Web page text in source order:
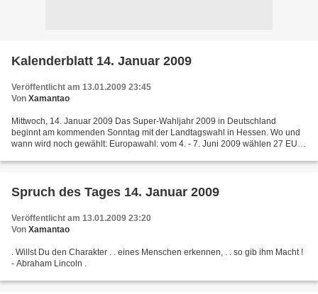
Kalenderblatt 14. Januar 2009
Veröffentlicht am 13.01.2009 23:45
Von Xamantao
Mittwoch, 14. Januar 2009 Das Super-Wahljahr 2009 in Deutschland
beginnt am kommenden Sonntag mit der Landtagswahl in Hessen. Wo und
wann wird noch gewählt: Europawahl: vom 4. - 7. Juni 2009 wählen 27 EU-
Spruch des Tages 14. Januar 2009
Veröffentlicht am 13.01.2009 23:20
Von Xamantao
. Willst Du den Charakter . . eines Menschen erkennen, . . so gib ihm Macht !
- Abraham Lincoln .